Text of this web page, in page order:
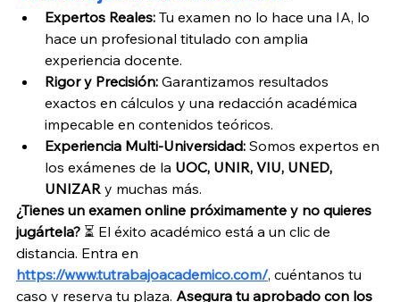
Expertos Reales: Tu examen no lo hace una IA, lo
hace un profesional titulado con amplia
experiencia docente.
Rigor y Precisión: Garantizamos resultados
exactos en cálculos y una redacción académica
impecable en contenidos teóricos.
Experiencia Multi-Universidad: Somos expertos en
los exámenes de la UOC, UNIR, VIU, UNED,
UNIZAR y muchas más.
¿Tienes un examen online próximamente y no quieres
jugártela? ⏳ El éxito académico está a un clic de
distancia. Entra en
https://www.tutrabajoacademico.com/, cuéntanos tu
caso y reserva tu plaza. Asegura tu aprobado con los